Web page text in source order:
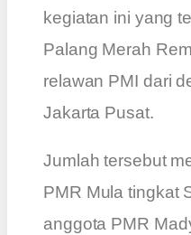
kegiatan ini yang
Palang Merah
relawan PMI dari
Jakarta Pusat.
Jumlah tersebut
PMR Mula tingkat
anggota PMR